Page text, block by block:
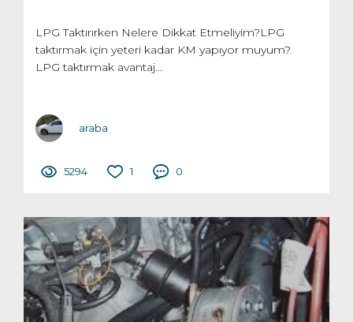
LPG Taktırırken Nelere Dikkat Etmeliyim?LPG
taktırmak için yeteri kadar KM yapıyor muyum?
LPG taktırmak avantaj...
araba
5294 1 0